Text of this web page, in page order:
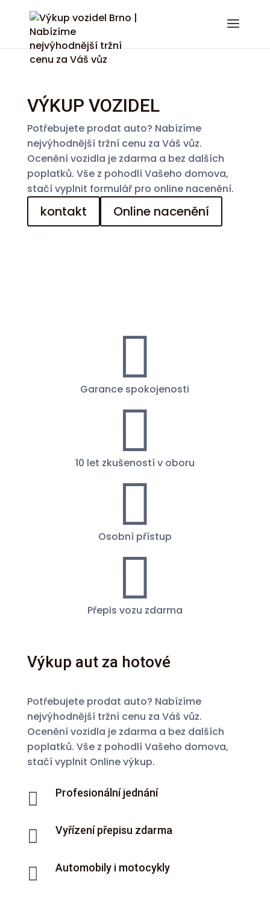
VÝKUP VOZIDEL
Potřebujete prodat auto? Nabízíme
nejvýhodnější tržní cenu za Váš vůz.
Ocenění vozidla je zdarma a bez dalších
poplatků. Vše z pohodlí Vašeho domova,
stačí vyplnit formulář pro online nacenění.
kontakt Online nacenění

Garance spokojenosti

10 let zkušeností v oboru

Osobní přístup

Přepis vozu zdarma
Výkup aut za hotové
Potřebujete prodat auto? Nabízíme
nejvýhodnější tržní cenu za Váš vůz.
Ocenění vozidla je zdarma a bez dalších
poplatků. Vše z pohodlí Vašeho domova,
stačí vyplnit Online výkup.
 Profesionální jednání
 Vyřízení přepisu zdarma
 Automobily i motocykly